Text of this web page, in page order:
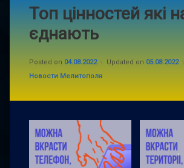
Топ цінностей які
єднають
Posted on 04.08.2022 Updated on 05.08.2022
Categories:
Новости Мелитополя